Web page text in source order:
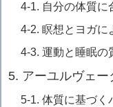
4-1. 自分の体質に
4-2. 瞑想とヨガに
4-3. 運動と睡眠の
5. アーユルヴェ
5-1. 体質に基づく